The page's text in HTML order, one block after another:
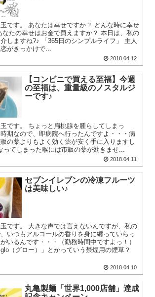
です。 あなたは幸せですか？ どんな時に幸せ
なたの幸せはお金で買えますか？ 本日は、私の
しますね?♪ 「365日のシンプルライフ」 主人
がきっかけで...
2018.04.12
【コンビニで買える至福】今週
の至福は、重量級のノスタルジ
ーです♪
です。 ちょっと扁桃腺を腫らしてしまっ
期なので、即病院へ行ったんですよ・・・病
の薬よりもよく効く薬が安く手に入りますし
ってしまった喉には市販の薬が効きませ...
2018.04.11
セブンイレブンの冷凍フルーツ
は美味しい♪
です。 大きな声では言えないんですが、私の
いつもアルコールの香りを身に纏っていらっ
いるんです・・・（勤務時間中ですよっ！）
（グロー）」とかっていう禁煙用の煙草？
2018.04.10
丸亀製麺「世界1,000店舗」達成